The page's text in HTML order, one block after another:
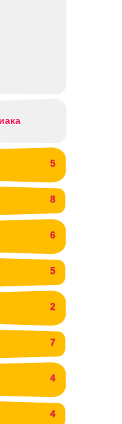
5
8
6
5
2
7
4
4